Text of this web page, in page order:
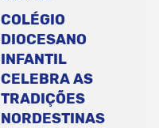
COLÉGIO
DIOCESANO
INFANTIL
CELEBRA AS
TRADIÇÕES
NORDESTINAS